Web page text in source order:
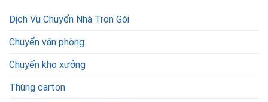
Dịch Vụ Chuyển Nhà Trọn Gói
Chuyển văn phòng
Chuyển kho xưởng
Thùng carton